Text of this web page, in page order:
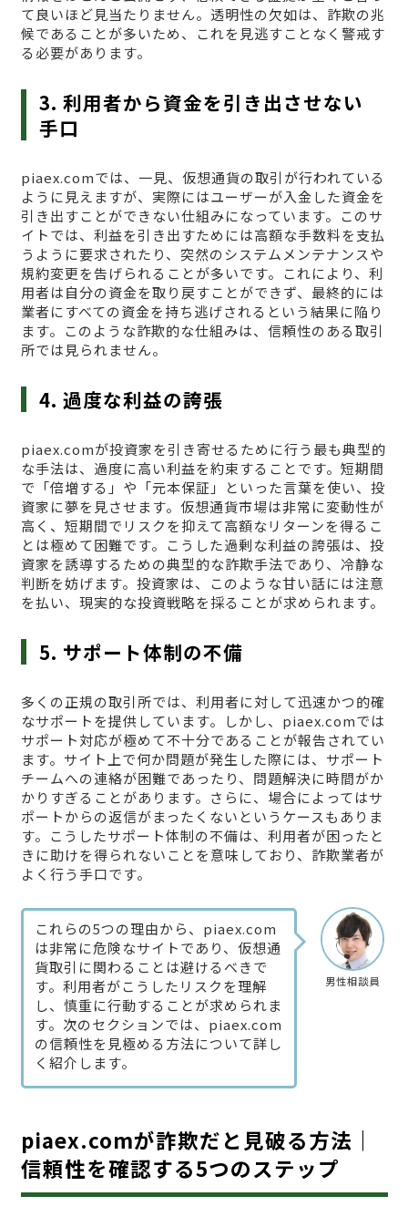
て良いほど見当たりません。透明性の欠如は、詐欺の兆
候であることが多いため、これを見逃すことなく警戒す
る必要があります。
3. 利用者から資金を引き出させない
手口
piaex.comでは、一見、仮想通貨の取引が行われている
ように見えますが、実際にはユーザーが入金した資金を
引き出すことができない仕組みになっています。このサ
イトでは、利益を引き出すためには高額な手数料を支払
うように要求されたり、突然のシステムメンテナンスや
規約変更を告げられることが多いです。これにより、利
用者は自分の資金を取り戻すことができず、最終的には
業者にすべての資金を持ち逃げされるという結果に陥り
ます。このような詐欺的な仕組みは、信頼性のある取引
所では見られません。
4. 過度な利益の誇張
piaex.comが投資家を引き寄せるために行う最も典型的
な手法は、過度に高い利益を約束することです。短期間
で「倍増する」や「元本保証」といった言葉を使い、投
資家に夢を見させます。仮想通貨市場は非常に変動性が
高く、短期間でリスクを抑えて高額なリターンを得るこ
とは極めて困難です。こうした過剰な利益の誇張は、投
資家を誘導するための典型的な詐欺手法であり、冷静な
判断を妨げます。投資家は、このような甘い話には注意
を払い、現実的な投資戦略を採ることが求められます。
5. サポート体制の不備
多くの正規の取引所では、利用者に対して迅速かつ的確
なサポートを提供しています。しかし、piaex.comでは
サポート対応が極めて不十分であることが報告されてい
ます。サイト上で何か問題が発生した際には、サポート
チームへの連絡が困難であったり、問題解決に時間がか
かりすぎることがあります。さらに、場合によってはサ
ポートからの返信がまったくないというケースもありま
す。こうしたサポート体制の不備は、利用者が困ったと
きに助けを得られないことを意味しており、詐欺業者が
よく行う手口です。
男性相談員
これらの5つの理由から、piaex.com
は非常に危険なサイトであり、仮想通
貨取引に関わることは避けるべきで
す。利用者がこうしたリスクを理解
し、慎重に行動することが求められま
す。次のセクションでは、piaex.com
の信頼性を見極める方法について詳し
く紹介します。
piaex.comが詐欺だと見破る方法｜
信頼性を確認する5つのステップ